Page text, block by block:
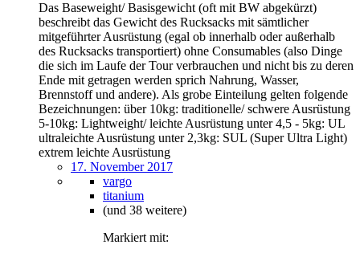
Das Baseweight/ Basisgewicht (oft mit BW abgekürzt)
beschreibt das Gewicht des Rucksacks mit sämtlicher
mitgeführter Ausrüstung (egal ob innerhalb oder außerhalb
des Rucksacks transportiert) ohne Consumables (also Dinge
die sich im Laufe der Tour verbrauchen und nicht bis zu deren
Ende mit getragen werden sprich Nahrung, Wasser,
Brennstoff und andere). Als grobe Einteilung gelten folgende
Bezeichnungen: über 10kg: traditionelle/ schwere Ausrüstung
5-10kg: Lightweight/ leichte Ausrüstung unter 4,5 - 5kg: UL
ultraleichte Ausrüstung unter 2,3kg: SUL (Super Ultra Light)
extrem leichte Ausrüstung
17. November 2017
vargo
titanium
(und 38 weitere)
Markiert mit: